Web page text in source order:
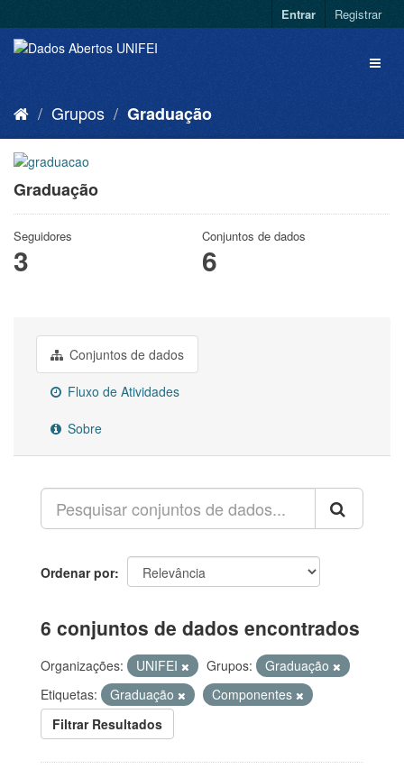
Entrar Registrar
Grupos Graduação
Graduação
Seguidores
3
Conjuntos de dados
6
Conjuntos de dados
Fluxo de Atividades
Sobre
Ordenar por
6 conjuntos de dados encontrados
Organizações: UNIFEI Grupos:
Graduação
Etiquetas:
Graduação
Componentes
Filtrar Resultados